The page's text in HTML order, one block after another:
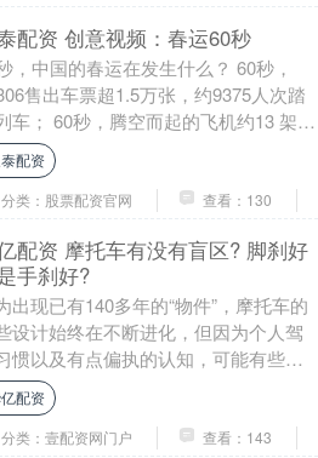
配资 创意视频：春运60秒
，中国的春运在发生什么？ 60秒，
售出车票超1.5万张，约9375人次踏
车； 60秒，腾空而起的飞机约13 架，
人次登机启程； 6....
配资
分类：股票配资官网
查看：130
配资 摩托车有没有盲区? 脚刹好
手刹好?
出现已有140多年的“物件”，摩托车的
设计始终在不断进化，但因为个人驾
惯以及有点偏执的认知，可能有些车
于某些新鲜事物及重组方式会有不同
法。 ....
配资
分类：壹配资网门户
查看：143